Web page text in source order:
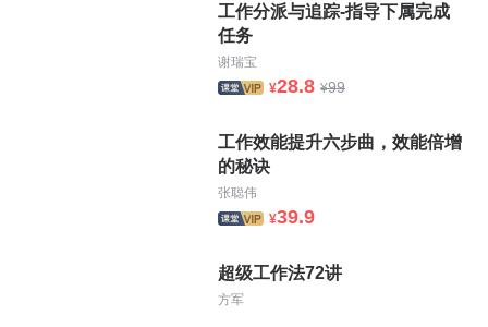
（1）“虚工作可以有时差”。
管理自动化的创始人H.N.阿尤加在其专
—91）关于虚工作构图的主要理论根据。
（2）将虚工作处理为“0”矢线参与系统计算。华罗庚教授
在《统筹方法平话及补充》中写道：“在数学史上，零的出现
[4]这里，华先生将虚工作处理为“0”
矢线（或“0”杆）参与系统计算，它是《规程》（JGJ/T 1001
工作分派与追踪-指导下属完成
任务
谢瑞宝
¥28.8 ¥99
工作效能提升六步曲，效能倍增
的秘诀
张聪伟
¥39.9
超级工作法72讲
方军